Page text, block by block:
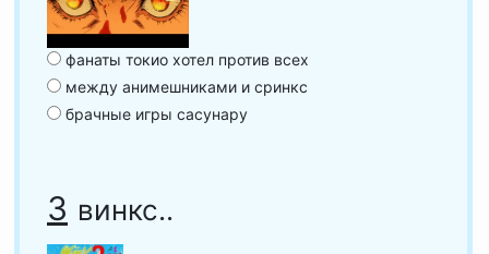
фанаты токио хотел против всех
между анимешниками и сринкс
брачные игры сасунару
3 винкс..